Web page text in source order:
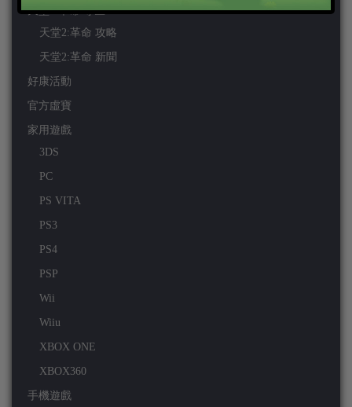
天堂2:革命 專區
天堂2:革命 攻略
天堂2:革命 新聞
好康活動
官方虛寶
家用遊戲
3DS
PC
PS VITA
PS3
PS4
PSP
Wii
Wiiu
XBOX ONE
XBOX360
手機遊戲